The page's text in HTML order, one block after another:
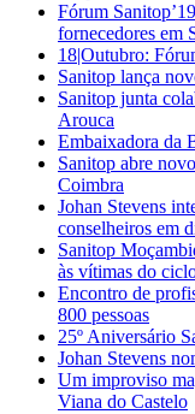
Fórum
fornecedores em
18|Outubro:
Sanitop lança
Sanitop junta
Arouca
Embaixadora da
Sanitop abre
Coimbra
Johan Stevens
conselheiros em
Sanitop
às vítimas do
Encontro de
800 pessoas
25º Aniversário
Johan Stevens
Um improviso
Viana do Castelo